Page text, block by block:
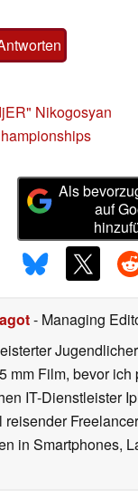
Nikogosyan
Als
auf
- Managing
mm Film, bevor
IT-Dienstleister
reisender
in Smartphones,